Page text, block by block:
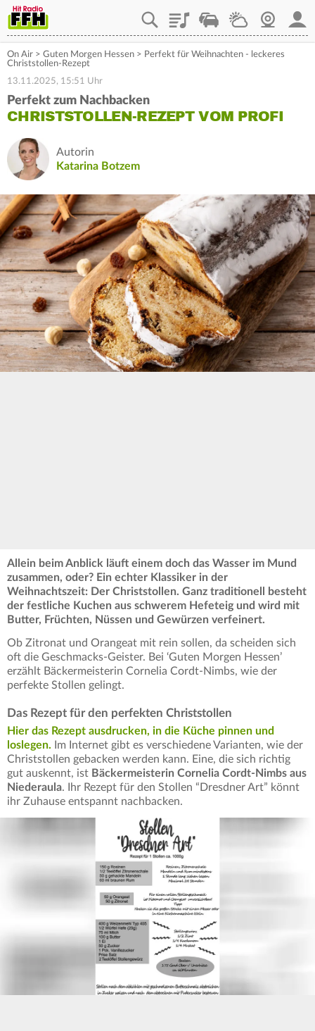
PlaylistStaupilotWetterWebcam
On Air > Guten Morgen Hessen > Perfekt für Weihnachten - leckeres
Christstollen-Rezept
13.11.2025, 15:51 Uhr
Perfekt zum Nachbacken
CHRISTSTOLLEN-REZEPT VOM PROFI
Autorin
Katarina Botzem
Allein beim Anblick läuft einem doch das Wasser im Mund
zusammen, oder? Ein echter Klassiker in der
Weihnachtszeit: Der Christstollen. Ganz traditionell besteht
der festliche Kuchen aus schwerem Hefeteig und wird mit
Butter, Früchten, Nüssen und Gewürzen verfeinert.
Ob Zitronat und Orangeat mit rein sollen, da scheiden sich
oft die Geschmacks-Geister. Bei ‘Guten Morgen Hessen’
erzählt Bäckermeisterin Cornelia Cordt-Nimbs, wie der
perfekte Stollen gelingt.
Das Rezept für den perfekten Christstollen
Hier das Rezept ausdrucken, in die Küche pinnen und
loslegen. Im Internet gibt es verschiedene Varianten, wie der
Christstollen gebacken werden kann. Eine, die sich richtig
gut auskennt, ist Bäckermeisterin Cornelia Cordt-Nimbs aus
Niederaula. Ihr Rezept für den Stollen “Dresdner Art” könnt
ihr Zuhause entspannt nachbacken.